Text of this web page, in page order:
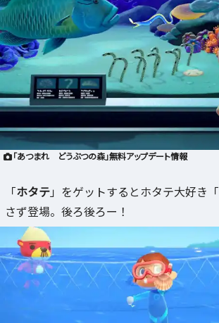
「あつまれ どうぶつの森」無料アップデート情報
「ホタテ」をゲットするとホタテ大好き「
さず登場。後ろ後ろー！